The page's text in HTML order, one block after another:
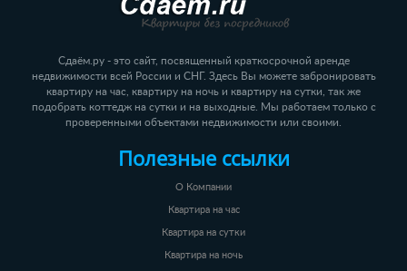
Сдаём.ру - это сайт, посвященный краткосрочной аренде
недвижимости всей России и СНГ. Здесь Вы можете забронировать
квартиру на час, квартиру на ночь и квартиру на сутки, так же
подобрать коттедж на сутки и на выходные. Мы работаем только с
проверенными объектами недвижимости или своими.
Полезные ссылки
О Компании
Квартира на час
Квартира на сутки
Квартира на ночь